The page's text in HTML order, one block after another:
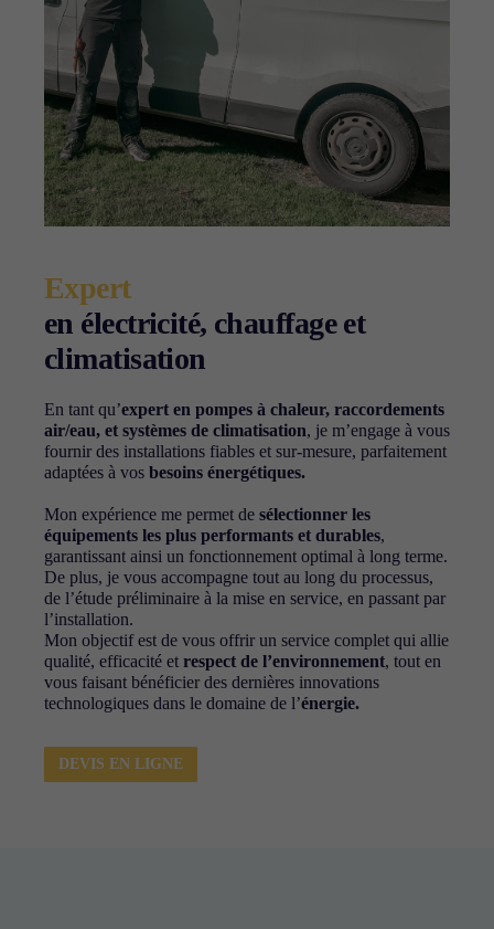
Expert
en électricité, chauffage et
climatisation
En tant qu’expert en pompes à chaleur, raccordements
air/eau, et systèmes de climatisation, je m’engage à vous
fournir des installations fiables et sur-mesure, parfaitement
adaptées à vos besoins énergétiques.
Mon expérience me permet de sélectionner les
équipements les plus performants et durables,
garantissant ainsi un fonctionnement optimal à long terme.
De plus, je vous accompagne tout au long du processus,
de l’étude préliminaire à la mise en service, en passant par
l’installation.
Mon objectif est de vous offrir un service complet qui allie
qualité, efficacité et respect de l’environnement, tout en
vous faisant bénéficier des dernières innovations
technologiques dans le domaine de l’énergie.
DEVIS EN LIGNE
puissions
améliorer la
fonctionnalité
et la structure
du site Web,
en fonction
de la façon
fonctionne
aussi bien que
possible lors
de votre visite.
refusez ces
cookies,
certaines
fonctionnalités
disparaîtront
du site Web.
Marketing
En partageant